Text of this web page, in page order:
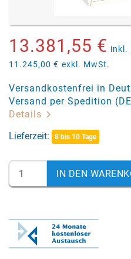
13.381,55 € inkl.
11.245,00 € exkl. MwSt.
Versandkostenfrei in
Versand per Spedition
Details
Lieferzeit:
8 bis 10 Tage
IN DEN